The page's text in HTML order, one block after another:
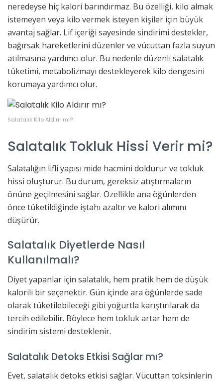
neredeyse hiç kalori barındırmaz. Bu özelliği, kilo almak
istemeyen veya kilo vermek isteyen kişiler için büyük
avantaj sağlar. Lif içeriği sayesinde sindirimi destekler,
bağırsak hareketlerini düzenler ve vücuttan fazla suyun
atılmasına yardımcı olur. Bu nedenle düzenli salatalık
tüketimi, metabolizmayı destekleyerek kilo dengesini
korumaya yardımcı olur.
Salatalık Kilo Aldırır mı?
Salatalık Tokluk Hissi Verir mi?
Salatalığın lifli yapısı mide hacmini doldurur ve tokluk
hissi oluşturur. Bu durum, gereksiz atıştırmaların
önüne geçilmesini sağlar. Özellikle ana öğünlerden
önce tüketildiğinde iştahı azaltır ve kalori alımını
düşürür.
Salatalık Diyetlerde Nasıl
Kullanılmalı?
Diyet yapanlar için salatalık, hem pratik hem de düşük
kalorili bir seçenektir. Gün içinde ara öğünlerde sade
olarak tüketilebileceği gibi yoğurtla karıştırılarak da
tercih edilebilir. Böylece hem tokluk artar hem de
sindirim sistemi desteklenir.
Salatalık Detoks Etkisi Sağlar mı?
Evet, salatalık detoks etkisi sağlar. Vücuttan toksinlerin